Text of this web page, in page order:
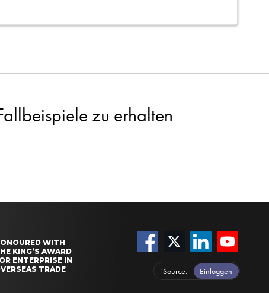
zu erhalten
WITH
KING’S AWARD
ENTERPRISE IN
TRADE
iSource Einloggen